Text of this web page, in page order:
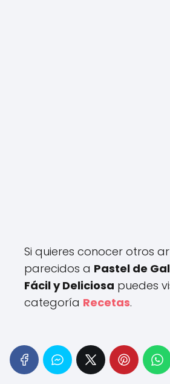
Si quieres conocer otros
parecidos a Pastel de
Fácil y Deliciosa puedes
categoría Recetas.